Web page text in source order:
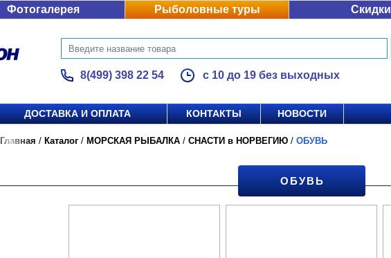
Фотогалерея Рыболовные туры Скидки
8(499) 398 22 54 с 10 до 19 без выходных
ДОСТАВКА И ОПЛАТА КОНТАКТЫ НОВОСТИ
Главная / Каталог / МОРСКАЯ РЫБАЛКА / СНАСТИ в НОРВЕГИЮ / ОБУВЬ
ОБУВЬ